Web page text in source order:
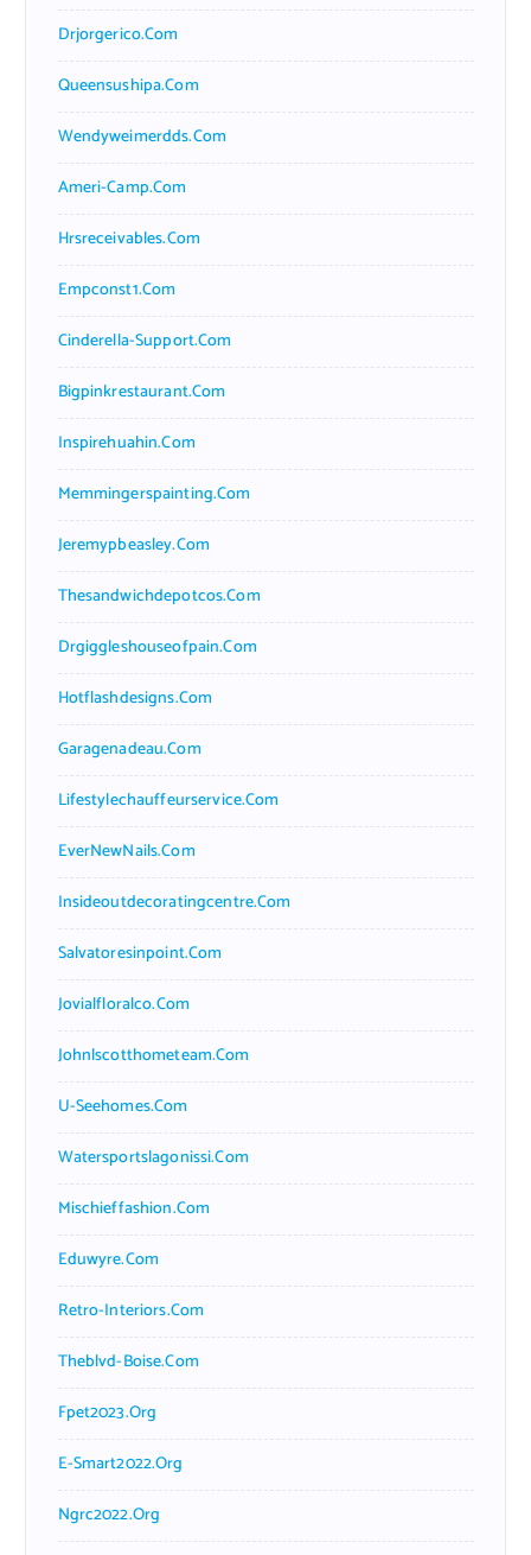
Drjorgerico.com
Queensushipa.com
Wendyweimerdds.com
Ameri-Camp.com
Hrsreceivables.com
Empconst1.com
Cinderella-Support.com
Bigpinkrestaurant.com
Inspirehuahin.com
Memmingerspainting.com
Jeremypbeasley.com
Thesandwichdepotcos.com
Drgiggleshouseofpain.com
Hotflashdesigns.com
Garagenadeau.com
Lifestylechauffeurservice.com
EverNewNails.com
Insideoutdecoratingcentre.com
Salvatoresinpoint.com
Jovialfloralco.com
Johnlscotthometeam.com
U-Seehomes.com
Watersportslagonissi.com
Mischieffashion.com
Eduwyre.com
Retro-Interiors.com
Theblvd-Boise.com
Fpet2023.org
E-Smart2022.org
Ngrc2022.org